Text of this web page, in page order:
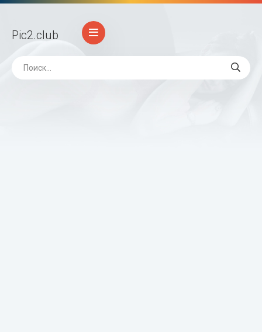
Pic2.club